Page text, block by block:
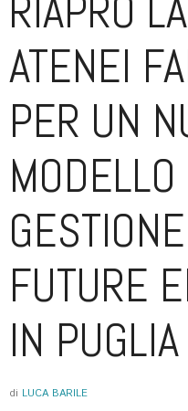
ATENEI
PER UN
FUTURE
IN PUGLIA
di LUCA BARILE